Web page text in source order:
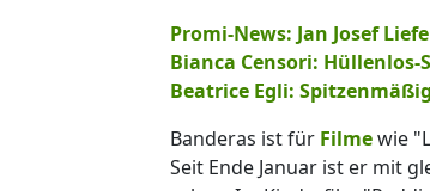
Promi-News: Jan Josef
Bianca Censori:
Beatrice Egli:
Banderas ist für Filmewie
Seit Ende Januar ist er mit